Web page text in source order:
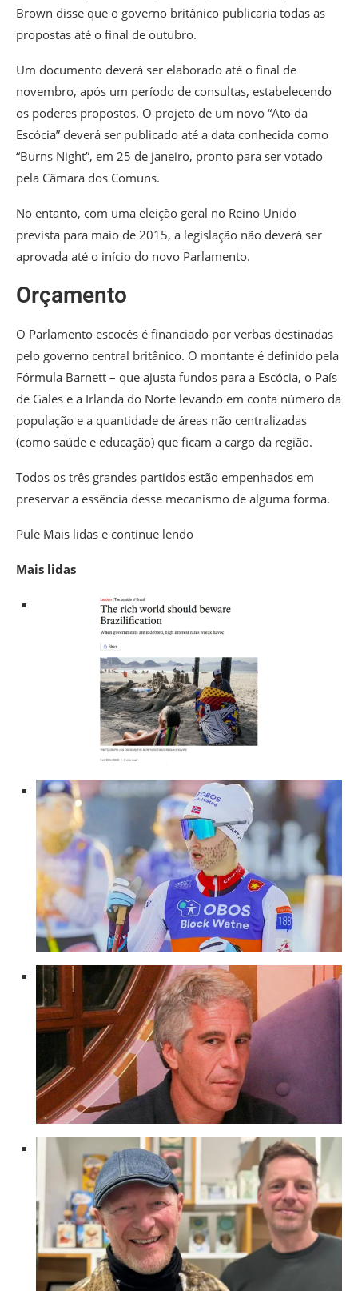
Brown disse que o governo britânico publicaria todas as
propostas até o final de outubro.
Um documento deverá ser elaborado até o final de
novembro, após um período de consultas, estabelecendo
os poderes propostos. O projeto de um novo “Ato da
Escócia” deverá ser publicado até a data conhecida como
“Burns Night”, em 25 de janeiro, pronto para ser votado
pela Câmara dos Comuns.
No entanto, com uma eleição geral no Reino Unido
prevista para maio de 2015, a legislação não deverá ser
aprovada até o início do novo Parlamento.
Orçamento
O Parlamento escocês é financiado por verbas destinadas
pelo governo central britânico. O montante é definido pela
Fórmula Barnett – que ajusta fundos para a Escócia, o País
de Gales e a Irlanda do Norte levando em conta número da
população e a quantidade de áreas não centralizadas
(como saúde e educação) que ficam a cargo da região.
Todos os três grandes partidos estão empenhados em
preservar a essência desse mecanismo de alguma forma.
Pule Mais lidas e continue lendo
Mais lidas